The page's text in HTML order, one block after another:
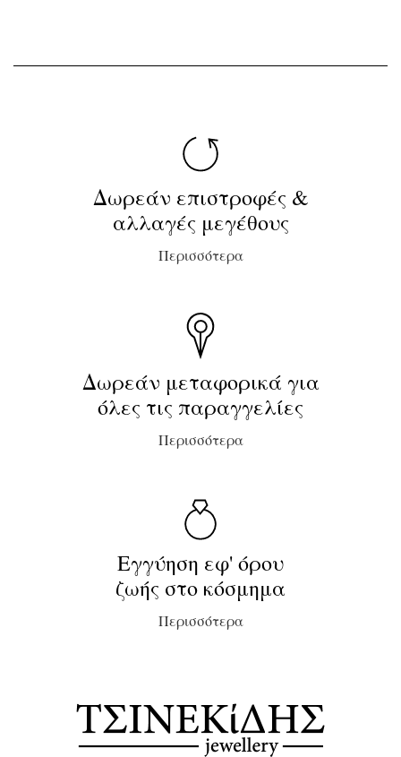
Δωρεάν επιστροφές &
αλλαγές μεγέθους
Περισσότερα
Δωρεάν μεταφορικά για
όλες τις παραγγελίες
Περισσότερα
Εγγύηση εφ' όρου
ζωής στο κόσμημα
Περισσότερα